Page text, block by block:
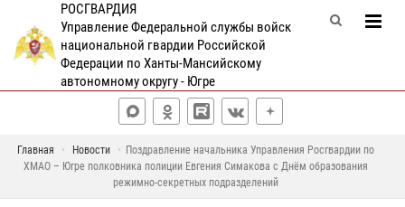
РОСГВАРДИЯ
Управление Федеральной службы войск
национальной гвардии Российской
Федерации по Ханты-Мансийскому
автономному округу - Югре
Главная Новости
Поздравление начальника Управления Росгвардии по
ХМАО – Югре полковника полиции Евгения Симакова с Днём образования
режимно-секретных подразделений